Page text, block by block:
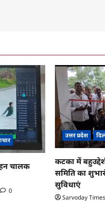
चालक
0
उत्तर प्रदेश
कटका में
समिति का
सुविधाएं
Sarvoday Times